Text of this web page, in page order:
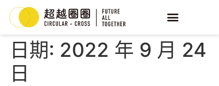
日期: 2022 年 9 月 24
日